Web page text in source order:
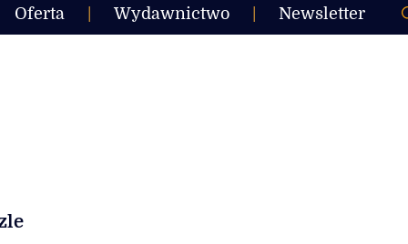
Oferta Wydawnictwo Newsletter